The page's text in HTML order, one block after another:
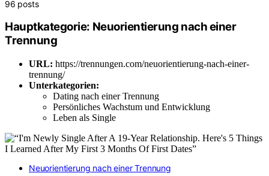
96 posts
Hauptkategorie: Neuorientierung nach einer
Trennung
URL: https://trennungen.com/neuorientierung-nach-einer-
trennung/
Unterkategorien:
Dating nach einer Trennung
Persönliches Wachstum und Entwicklung
Leben als Single
Neuorientierung nach einer Trennung